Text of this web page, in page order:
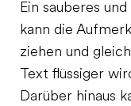
Ein sauberes
kann die
ziehen und
Text flüssiger
Darüber hinaus